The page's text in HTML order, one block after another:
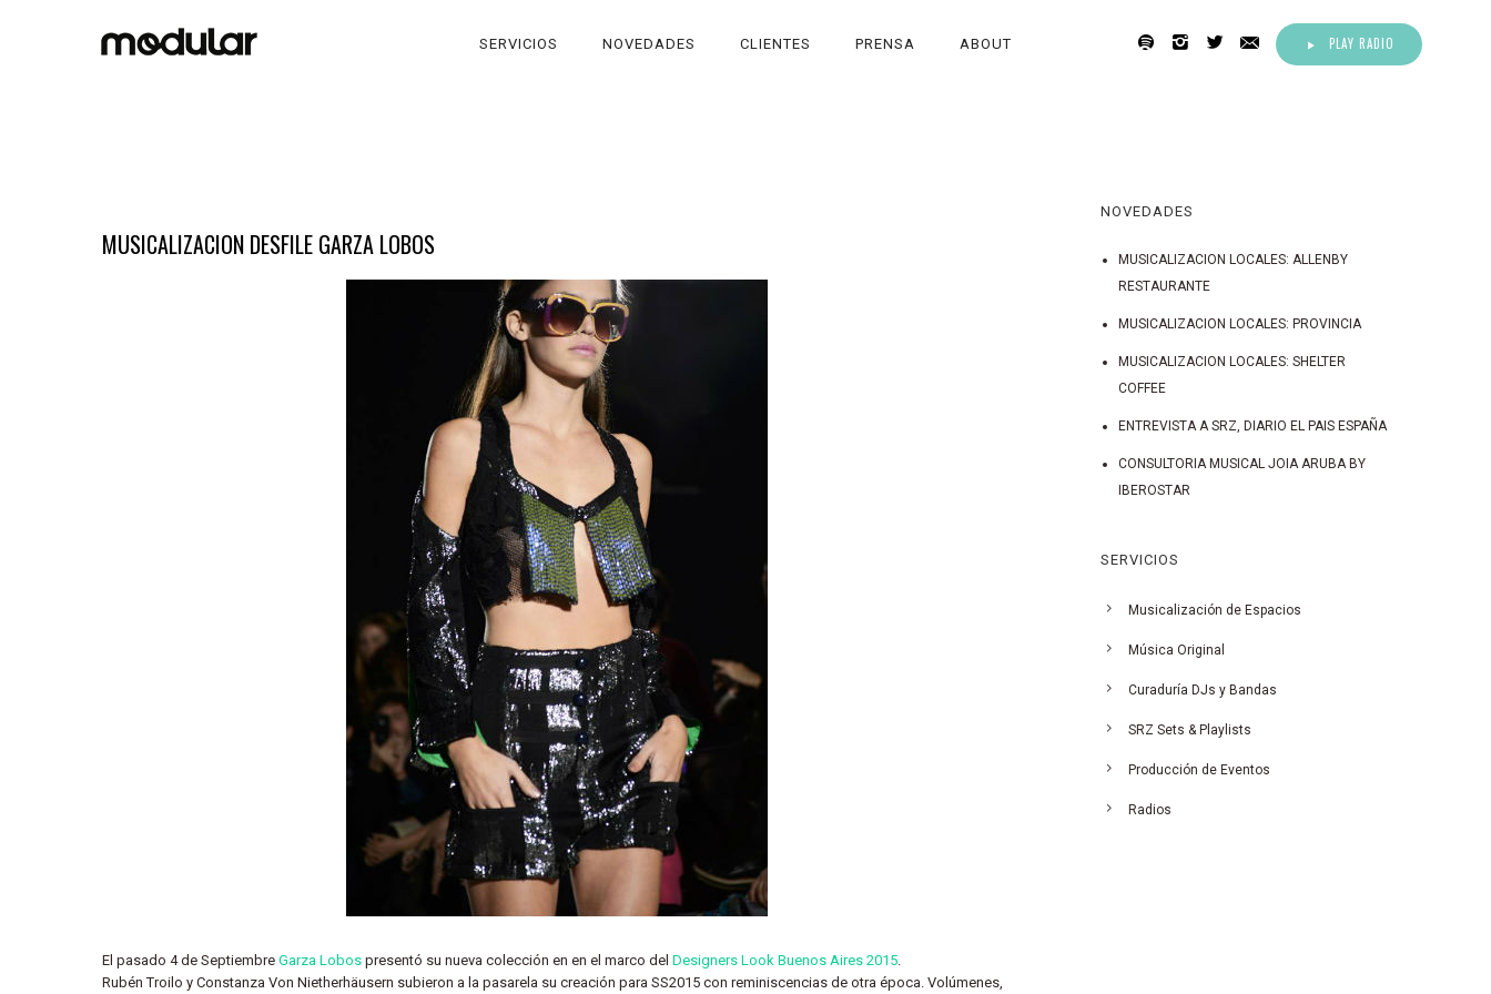
PLAY RADIO
SERVICIOS NOVEDADES CLIENTES PRENSA ABOUT
MUSICALIZACION DESFILE GARZA LOBOS
El pasado 4 de Septiembre Garza Lobos presentó su nueva colección en en el marco del Designers Look Buenos Aires 2015.
Rubén Troilo y Constanza Von Nietherhäusern subieron a la pasarela su creación para SS2015 con reminiscencias de otra época. Volúmenes,
NOVEDADES
MUSICALIZACION LOCALES: ALLENBY
RESTAURANTE
MUSICALIZACION LOCALES: PROVINCIA
MUSICALIZACION LOCALES: SHELTER
COFFEE
ENTREVISTA A SRZ, DIARIO EL PAIS ESPAÑA
CONSULTORIA MUSICAL JOIA ARUBA BY
IBEROSTAR
SERVICIOS
Musicalización de Espacios
Música Original
Curaduría DJs y Bandas
SRZ Sets & Playlists
Producción de Eventos
Radios